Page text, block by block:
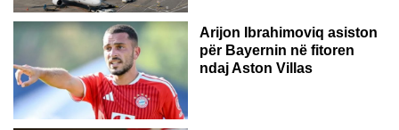
Arijon Ibrahimoviq asiston
për Bayernin në fitoren
ndaj Aston Villas
ZVICËR